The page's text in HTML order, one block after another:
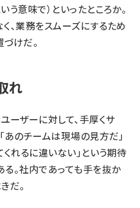
う意味で）といったところか。
、業務をスムーズにするため
けだ。
れ
ーザーに対して、手厚くサ
あのチームは現場の見方だ」
くれるに違いない」という期待
。社内であっても手を抜か
だ。